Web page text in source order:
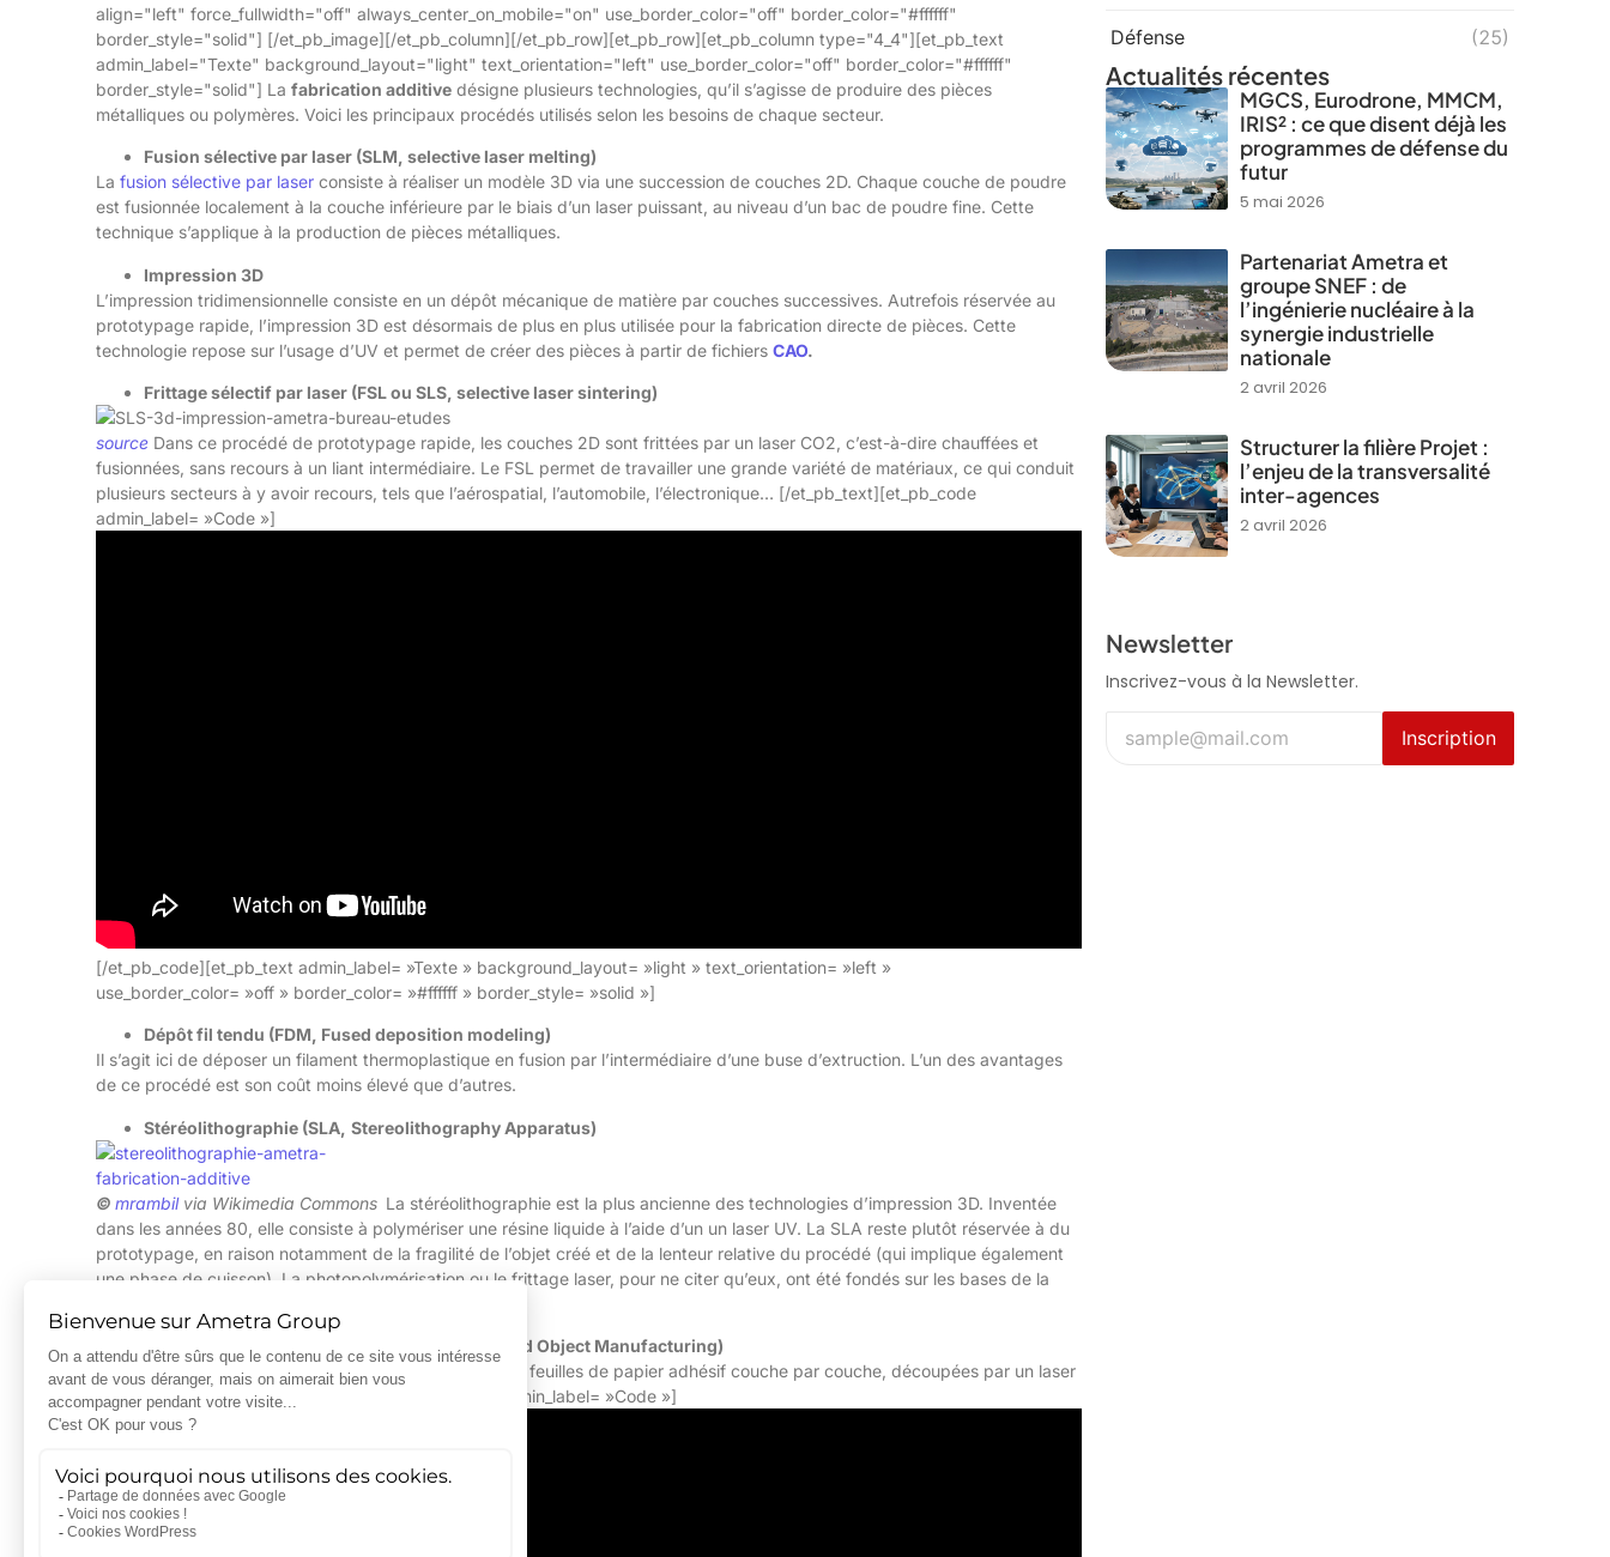
align="left" force_fullwidth="off" always_center_on_mobile="on" use_border_color="off" border_color="#ffffff"
border_style="solid"] [/et_pb_image][/et_pb_column][/et_pb_row][et_pb_row][et_pb_column type="4_4"][et_pb_text
admin_label="Texte" background_layout="light" text_orientation="left" use_border_color="off" border_color="#ffffff"
border_style="solid"] La fabrication additive désigne plusieurs technologies, qu’il s’agisse de produire des pièces
métalliques ou polymères. Voici les principaux procédés utilisés selon les besoins de chaque secteur.
Fusion sélective par laser (SLM, selective laser melting)
La fusion sélective par laser consiste à réaliser un modèle 3D via une succession de couches 2D. Chaque couche de poudre
est fusionnée localement à la couche inférieure par le biais d’un laser puissant, au niveau d’un bac de poudre fine. Cette
technique s’applique à la production de pièces métalliques.
Impression 3D
L’impression tridimensionnelle consiste en un dépôt mécanique de matière par couches successives. Autrefois réservée au
prototypage rapide, l’impression 3D est désormais de plus en plus utilisée pour la fabrication directe de pièces. Cette
technologie repose sur l’usage d’UV et permet de créer des pièces à partir de fichiers CAO.
Frittage sélectif par laser (FSL ou SLS, selective laser sintering)
source Dans ce procédé de prototypage rapide, les couches 2D sont frittées par un laser CO2, c’est-à-dire chauffées et
fusionnées, sans recours à un liant intermédiaire. Le FSL permet de travailler une grande variété de matériaux, ce qui conduit
plusieurs secteurs à y avoir recours, tels que l’aérospatial, l’automobile, l’électronique… [/et_pb_text][et_pb_code
admin_label= »Code »]
[/et_pb_code][et_pb_text admin_label= »Texte » background_layout= »light » text_orientation= »left »
use_border_color= »off » border_color= »#ffffff » border_style= »solid »]
Dépôt fil tendu (FDM, Fused deposition modeling)
Il s’agit ici de déposer un filament thermoplastique en fusion par l’intermédiaire d’une buse d’extruction. L’un des avantages
de ce procédé est son coût moins élevé que d’autres.
Stéréolithographie (SLA, Stereolithography Apparatus)
© mrambilvia Wikimedia Commons La stéréolithographie est la plus ancienne des technologies d’impression 3D. Inventée
dans les années 80, elle consiste à polymériser une résine liquide à l’aide d’un un laser UV. La SLA reste plutôt réservée à du
prototypage, en raison notamment de la fragilité de l’objet créé et de la lenteur relative du procédé (qui implique également
une phase de cuisson). La photopolymérisation ou le frittage laser, pour ne citer qu’eux, ont été fondés sur les bases de la
Modélisation d’objets laminés (LOM, Laminated Object Manufacturing)
La modélisation d’objets laminés consiste à ajouter des feuilles de papier adhésif couche par couche, découpées par un laser
selon la forme souhaitée. [/et_pb_text][et_pb_code admin_label= »Code »]
Défense (25)
Actualités récentes
MGCS, Eurodrone, MMCM,
IRIS² : ce que disent déjà les
programmes de défense du
futur
5 mai 2026
Partenariat Ametra et
groupe SNEF : de
l’ingénierie nucléaire à la
synergie industrielle
nationale
2 avril 2026
Structurer la filière Projet :
l’enjeu de la transversalité
inter-agences
2 avril 2026
Newsletter
Inscrivez-vous à la Newsletter.
Inscription